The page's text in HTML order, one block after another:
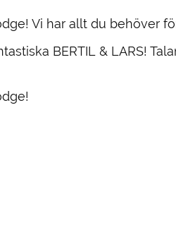
Vi har allt du behöver
BERTIL & LARS!